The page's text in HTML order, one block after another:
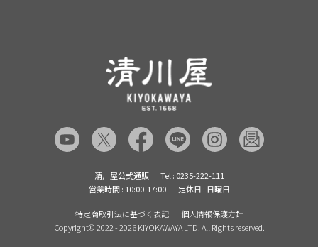
よくあるご質問（FAQ）
あんしんの品質保証について（産直品）
品質保証について（通常品）
清川屋のレビューを見る
清川屋公式通販
Tel : 0235-222-111
営業時間 : 10:00-17:00
定休日 : 日曜日
特定商取引法に基づく表記
個人情報保護方針
Copyright©2022 - 2026 KIYOKAWAYA LTD. All Rights reserved.